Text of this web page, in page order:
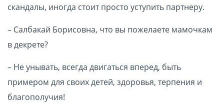
скандалы, иногда стоит просто уступить партнеру.
– Салбакай Борисовна, что вы пожелаете мамочкам
в декрете?
– Не унывать, всегда двигаться вперед, быть
примером для своих детей, здоровья, терпения и
благополучия!